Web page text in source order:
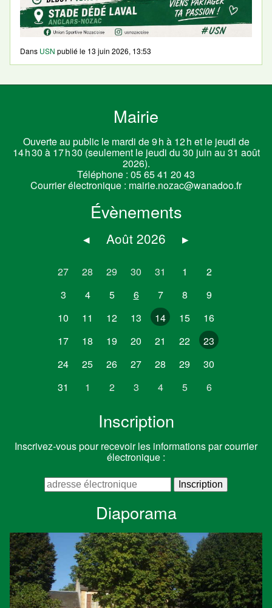
Dans USN publié le 13 juin 2026, 13:53
Mairie
Ouverte au public le mardi de 9 h à 12 h et le jeudi de
14 h 30 à 17 h 30 (seulement le jeudi du 30 juin au 31 août
2026).
Téléphone : 05 65 41 20 43
Courrier électronique : mairie.nozac@wanadoo.fr
Évènements
◂ Août 2026 ▸
27 28 29 30 31 1
2
3
4 5 6 7 8
9
10
11 12 13 14 15
16
17
18 19 20 21 22
23
24
25 26 27 28 29
30
31
1 2 3 4 5 6
Inscription
Inscrivez-vous pour recevoir les informations par courrier
électronique :
Diaporama